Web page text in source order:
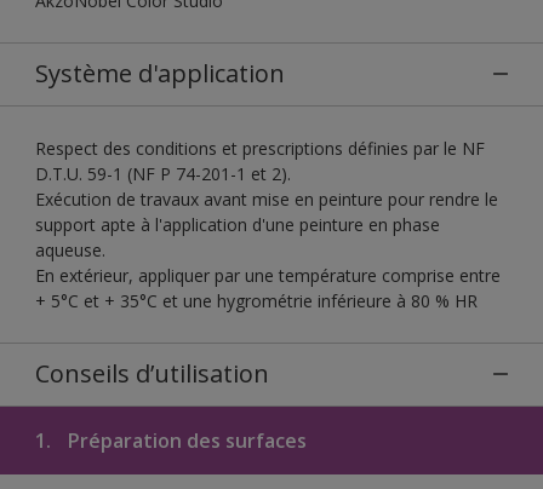
Système d'application
Respect des conditions et prescriptions définies par le NF
D.T.U. 59-1 (NF P 74-201-1 et 2).
Exécution de travaux avant mise en peinture pour rendre le
support apte à l'application d'une peinture en phase
aqueuse.
En extérieur, appliquer par une température comprise entre
+ 5°C et + 35°C et une hygrométrie inférieure à 80 % HR
Conseils d’utilisation
1. Préparation des surfaces